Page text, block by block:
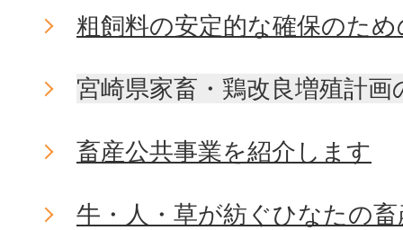
粗飼料の安定的な確保のた
宮崎県家畜・鶏改良増殖計
畜産公共事業を紹介します
牛・人・草が紡ぐひなたの